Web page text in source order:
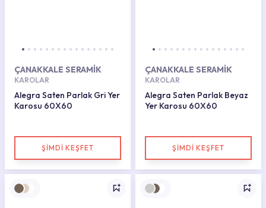
ÇANAKKALE SERAMİK
KAROLAR
Alegra Saten Parlak Gri Yer
Karosu 60X60
ŞİMDİ KEŞFET
ÇANAKKALE SERAMİK
KAROLAR
Alegra Saten Parlak Beyaz
Yer Karosu 60X60
ŞİMDİ KEŞFET